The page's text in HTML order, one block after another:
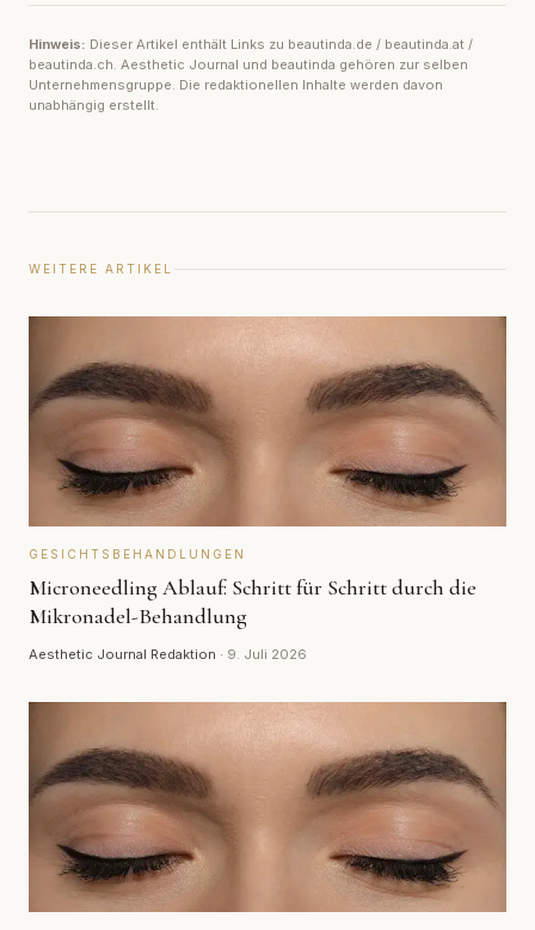
Hinweis: Dieser Artikel enthält Links zu beautinda.de / beautinda.at /
beautinda.ch. Aesthetic Journal und beautinda gehören zur selben
Unternehmensgruppe. Die redaktionellen Inhalte werden davon
unabhängig erstellt.
WEITERE ARTIKEL
GESICHTSBEHANDLUNGEN
Microneedling Ablauf: Schritt für Schritt durch die
Mikronadel-Behandlung
Aesthetic Journal Redaktion · 9. Juli 2026